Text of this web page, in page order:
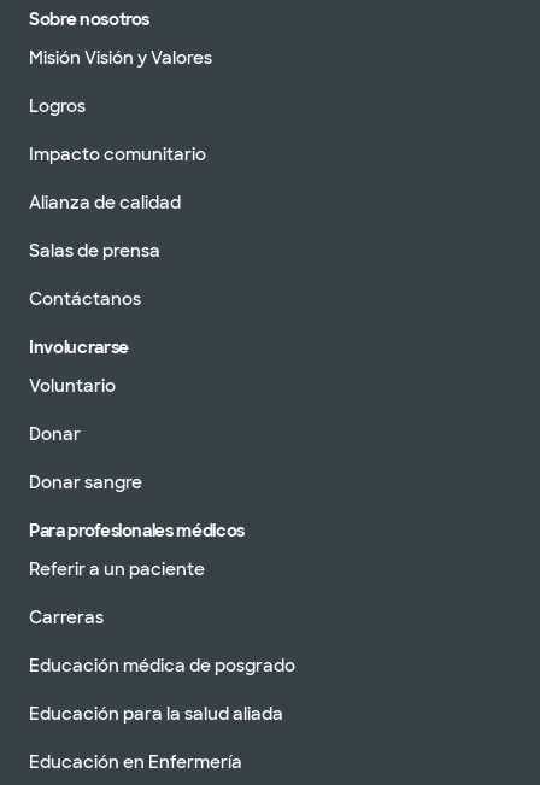
Sobre nosotros
Misión Visión y Valores
Logros
Impacto comunitario
Alianza de calidad
Salas de prensa
Contáctanos
Involucrarse
Voluntario
Donar
Donar sangre
Para profesionales médicos
Referir a un paciente
Carreras
Educación médica de posgrado
Educación para la salud aliada
Educación en Enfermería